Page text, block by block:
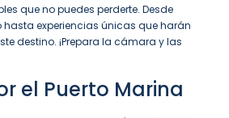
que no puedes perderte. Desde
experiencias únicas que harán
destino. ¡Prepara la cámara y las
el Puerto Marina